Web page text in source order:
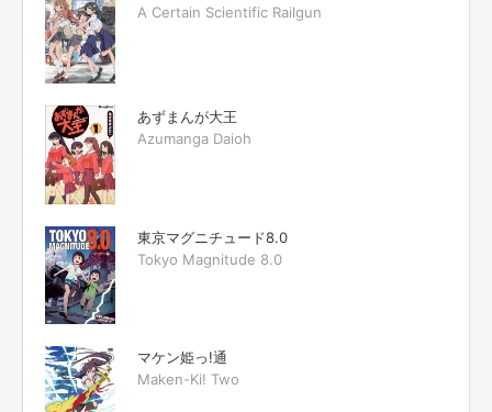
A Certain Scientific Railgun
あずまんが大王
Azumanga Daioh
東京マグニチュード8.0
Tokyo Magnitude 8.0
マケン姫っ!通
Maken-Ki! Two